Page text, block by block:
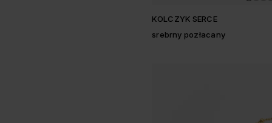
KOLCZYK SERCE
srebrny pozłacany